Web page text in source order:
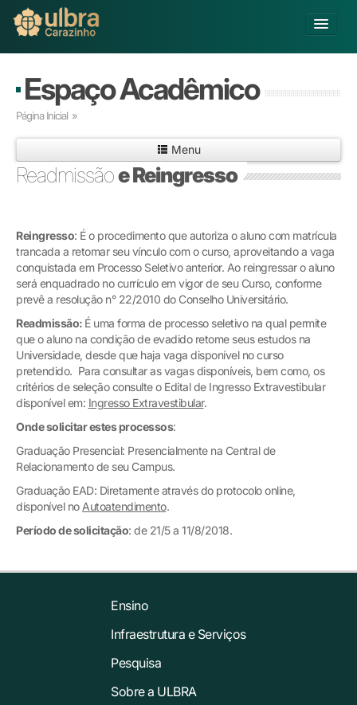
Buscar
Matricule-se
Pós-graduação
Educação a Distância
Pesquisa
Extensão
Inovação
Sobre a ULBRA
Espaço Acadêmico
Página Inicial »
Menu
Readmissãoe Reingresso
Reingresso: É o procedimento que autoriza o aluno com matrícula
trancada a retomar seu vínculo com o curso, aproveitando a vaga
conquistada em Processo Seletivo anterior. Ao reingressar o aluno
será enquadrado no currículo em vigor de seu Curso, conforme
prevê a resolução n° 22/2010 do Conselho Universitário.
Readmissão: É uma forma de processo seletivo na qual permite
que o aluno na condição de evadido retome seus estudos na
Universidade, desde que haja vaga disponível no curso
pretendido. Para consultar as vagas disponíveis, bem como, os
critérios de seleção consulte o Edital de Ingresso Extravestibular
disponível em: Ingresso Extravestibular.
Onde solicitar estes processos:
Graduação Presencial: Presencialmente na Central de
Relacionamento de seu Campus.
Graduação EAD: Diretamente através do protocolo online,
disponível no Autoatendimento.
Período de solicitação: de 21/5 a 11/8/2018.
Ensino
Infraestrutura e Serviços
Pesquisa
Sobre a ULBRA